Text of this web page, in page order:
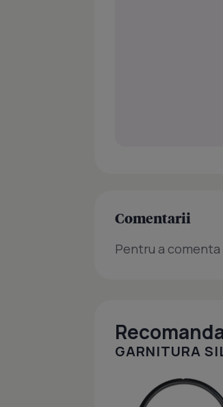
Comentarii
Pentru a
GARNITURA